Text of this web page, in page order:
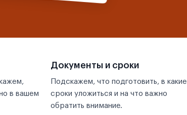
в вашем
Документы и сроки
Подскажем, что подготовить, в какие
сроки уложиться и на что важно
обратить внимание.